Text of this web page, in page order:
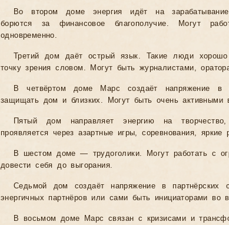
Во втором доме энергия идёт на
борются за финансовое благополучие. Могут
одновременно.
Третий дом даёт острый язык. Такие люди
точку зрения словом. Могут быть журналистами,
В четвёртом доме Марс создаёт напряжение
защищать дом и близких. Могут быть очень активными
Пятый дом направляет энергию на
проявляется через азартные игры, соревнования, яркие
В шестом доме — трудоголики. Могут работать с
довести себя до выгорания.
Седьмой дом создаёт напряжение в партнёрских
энергичных партнёров или сами быть инициаторами во
В восьмом доме Марс связан с кризисами и